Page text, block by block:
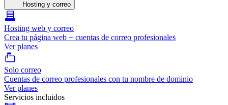
Hosting y correo
Hosting web y correo
Crea tu página web + cuentas de correo profesionales
Ver planes
Solo correo
Cuentas de correo profesionales con tu nombre de dominio
Ver planes
Servicios incluidos